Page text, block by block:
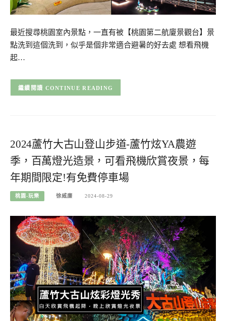
最近搜尋桃園室內景點，一直有被【桃園第二航廈景觀台】景
點洗到這個洗到，似乎是個非常適合避暑的好去處 想看飛機
起…
CONTINUE READING
2024蘆竹大古山登山步道-蘆竹炫YA農遊
季，百萬燈光造景，可看飛機欣賞夜景，每
年期間限定!有免費停車場
桃園-玩樂 徐威廉 2024-08-29